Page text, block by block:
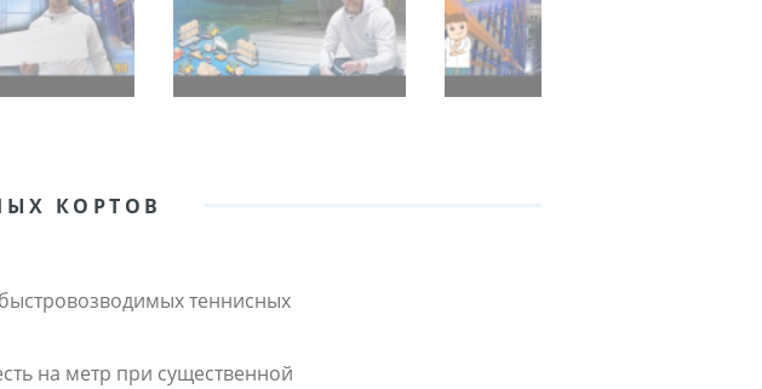
КОРТОВ
теннисных
на метр при существенной